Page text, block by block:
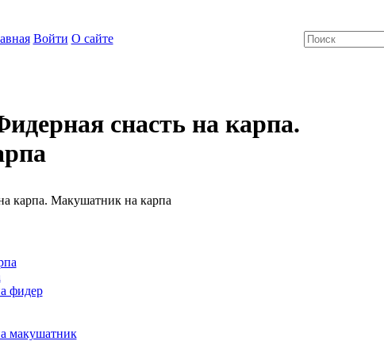
Войти О сайте
снасть на карпа.
фидер
макушатник